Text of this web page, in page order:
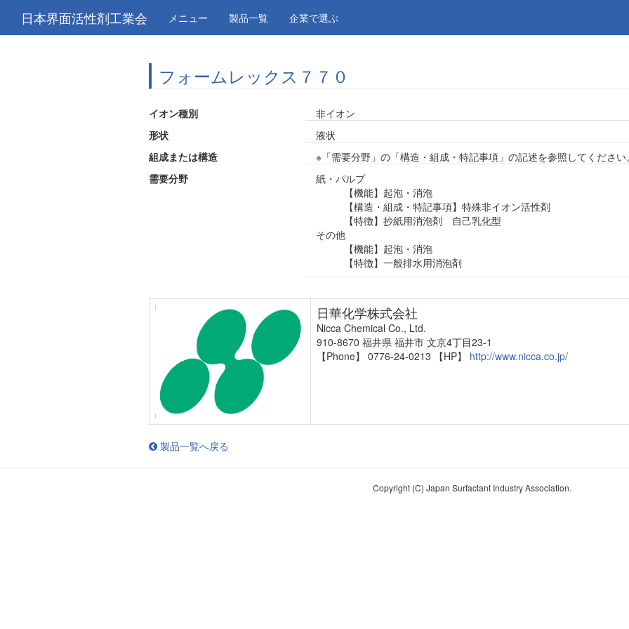
日本界面活性剤工業会 メニュー 製品一覧 企業で選ぶ
フォームレックス７７０
イオン種別
非イオン
形状
液状
組成または構造
※「需要分野」の「構造・組成・特記事項」の記述を参照してください
需要分野
紙・パルプ
【機能】起泡・消泡
【構造・組成・特記事項】特殊非イオン活性剤
【特徴】抄紙用消泡剤 自己乳化型
その他
【機能】起泡・消泡
【特徴】一般排水用消泡剤
日華化学株式会社
Nicca Chemical Co., Ltd.
910-8670 福井県 福井市 文京4丁目23-1
【Phone】 0776-24-0213
【HP】 http://www.nicca.co.jp/
製品一覧へ戻る
Copyright (C) Japan Surfactant Industry Association.